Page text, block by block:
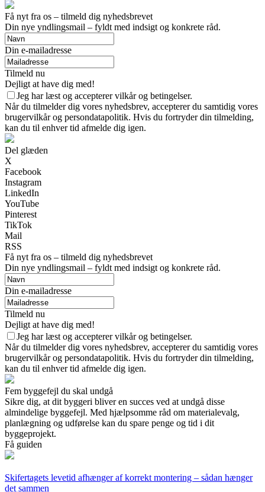
Få nyt fra os – tilmeld dig nyhedsbrevet
Din nye yndlingsmail – fyldt med indsigt og konkrete råd.
Din e-mailadresse
Tilmeld nu
Dejligt at have dig med!
Jeg har læst og accepterer vilkår og betingelser.
Når du tilmelder dig vores nyhedsbrev, accepterer du samtidig vores
brugervilkår og persondatapolitik. Hvis du fortryder din tilmelding,
kan du til enhver tid afmelde dig igen.
Del glæden
X
Facebook
Instagram
LinkedIn
YouTube
Pinterest
TikTok
Mail
RSS
Få nyt fra os – tilmeld dig nyhedsbrevet
Din nye yndlingsmail – fyldt med indsigt og konkrete råd.
Din e-mailadresse
Tilmeld nu
Dejligt at have dig med!
Jeg har læst og accepterer vilkår og betingelser.
Når du tilmelder dig vores nyhedsbrev, accepterer du samtidig vores
brugervilkår og persondatapolitik. Hvis du fortryder din tilmelding,
kan du til enhver tid afmelde dig igen.
Fem byggefejl du skal undgå
Sikre dig, at dit byggeri bliver en succes ved at undgå disse
almindelige byggefejl. Med hjælpsomme råd om materialevalg,
planlægning og udførelse kan du spare penge og tid i dit
byggeprojekt.
Få guiden
Skifertagets levetid afhænger af korrekt montering – sådan hænger
det sammen